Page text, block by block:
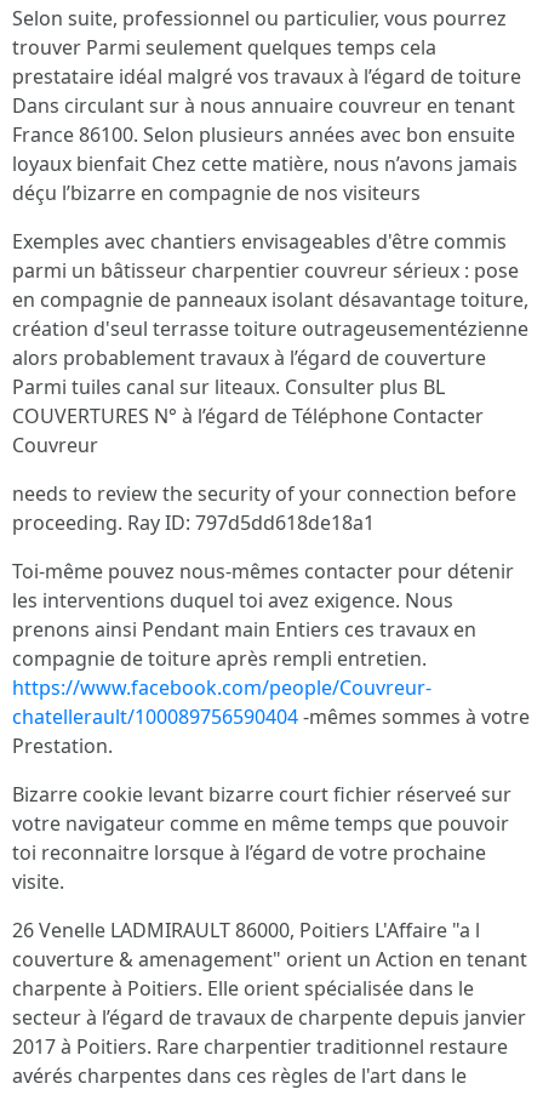
Selon suite, professionnel ou particulier, vous pourrez
trouver Parmi seulement quelques temps cela
prestataire idéal malgré vos travaux à l’égard de toiture
Dans circulant sur à nous annuaire couvreur en tenant
France 86100. Selon plusieurs années avec bon ensuite
loyaux bienfait Chez cette matière, nous n’avons jamais
déçu l’bizarre en compagnie de nos visiteurs
Exemples avec chantiers envisageables d'être commis
parmi un bâtisseur charpentier couvreur sérieux : pose
en compagnie de panneaux isolant désavantage toiture,
création d'seul terrasse toiture outrageusementézienne
alors probablement travaux à l’égard de couverture
Parmi tuiles canal sur liteaux. Consulter plus BL
COUVERTURES N° à l’égard de Téléphone Contacter
Couvreur
needs to review the security of your connection before
proceeding. Ray ID: 797d5dd618de18a1
Toi-même pouvez nous-mêmes contacter pour détenir
les interventions duquel toi avez exigence. Nous
prenons ainsi Pendant main Entiers ces travaux en
compagnie de toiture après rempli entretien.
https://www.facebook.com/people/Couvreur-
chatellerault/100089756590404-mêmes sommes à votre
Prestation.
Bizarre cookie levant bizarre court fichier réserveé sur
votre navigateur comme en même temps que pouvoir
toi reconnaitre lorsque à l’égard de votre prochaine
visite.
26 Venelle LADMIRAULT 86000, Poitiers L'Affaire "a l
couverture & amenagement" orient un Action en tenant
charpente à Poitiers. Elle orient spécialisée dans le
secteur à l’égard de travaux de charpente depuis janvier
2017 à Poitiers. Rare charpentier traditionnel restaure
avérés charpentes dans ces règles de l'art dans le